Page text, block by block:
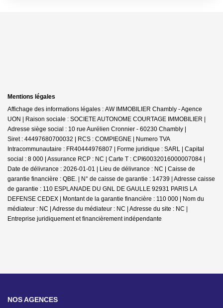
Mentions légales
Affichage des informations légales : AW IMMOBILIER Chambly - Agence
UON | Raison sociale : SOCIETE AUTONOME COURTAGE IMMOBILIER |
Adresse siège social : 10 rue Aurélien Cronnier - 60230 Chambly |
Siret : 44497680700032 | RCS : COMPIEGNE | Numero TVA
Intracommunautaire : FR40444976807 | Forme juridique : SARL | Capital
social : 8 000 | Assurance RCP : NC | Carte T : CPI60032016000007084 |
Date de délivrance : 2026-01-01 | Lieu de délivrance : NC | Caisse de
garantie financière : QBE. | N° de caisse de garantie : 14739 | Adresse caisse
de garantie : 110 ESPLANADE DU GNL DE GAULLE 92931 PARIS LA
DEFENSE CEDEX | Montant de la garantie financière : 110 000 | Nom du
médiateur : NC | Adresse du médiateur : NC | Adresse du site : NC |
Entreprise juridiquement et financièrement indépendante
NOS AGENCES